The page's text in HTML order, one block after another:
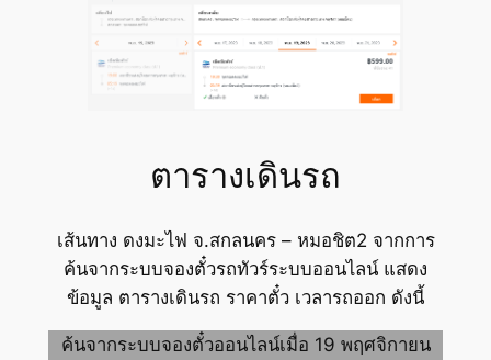
ตารางเดินรถ
เส้นทาง ดงมะไฟ จ.สกลนคร – หมอชิต2 จากการ
ค้นจากระบบจองตั๋วรถทัวร์ระบบออนไลน์ แสดง
ข้อมูล ตารางเดินรถ ราคาตั๋ว เวลารถออก ดังนี้
ค้นจากระบบจองตั๋วออนไลน์เมื่อ 19 พฤศจิกายน